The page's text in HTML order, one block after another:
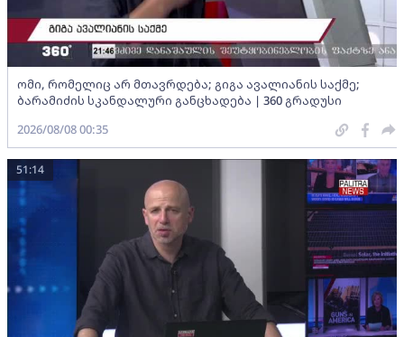
ომი, რომელიც არ მთავრდება; გიგა ავალიანის საქმე;
ბარამიძის სკანდალური განცხადება | 360 გრადუსი
2026/08/08 00:35
51:14